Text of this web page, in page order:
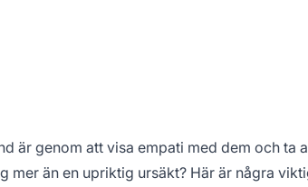
är genom att visa empati med dem och ta
mer än en upriktig ursäkt? Här är några